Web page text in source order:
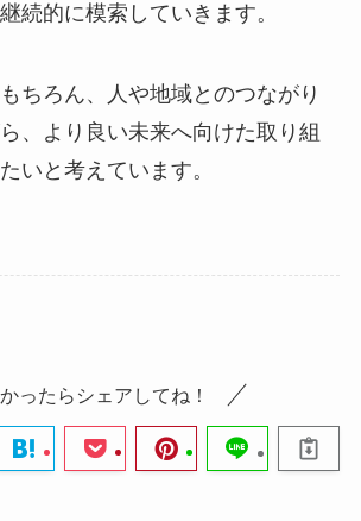
続的に模索していきます。
ちろん、人や地域とのつながり
、より良い未来へ向けた取り組
いと考えています。
ったらシェアしてね！